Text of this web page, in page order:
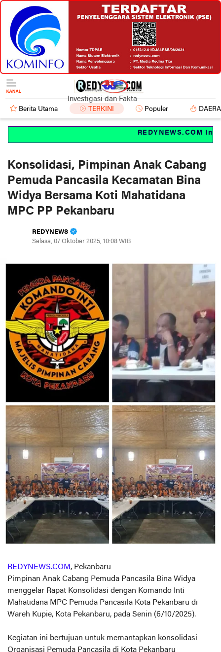
Investigasi dan Fakta
Berita Utama TERKINI Populer
REDYNEWS.COM
Konsolidasi, Pimpinan Anak Cabang
Pemuda Pancasila Kecamatan Bina
Widya Bersama Koti Mahatidana
MPC PP Pekanbaru
REDYNEWS
Selasa, 07 Oktober 2025, 10:08 WIB
REDYNEWS.COM , Pekanbaru
Pimpinan Anak Cabang Pemuda Pancasila Bina Widya
menggelar Rapat Konsolidasi dengan Komando Inti
Mahatidana MPC Pemuda Pancasila Kota Pekanbaru di
Wareh Kupie, Kota Pekanbaru, pada Senin (6/10/2025).
Kegiatan ini bertujuan untuk memantapkan konsolidasi
Organisasi Pemuda Pancasila di Kota Pekanbaru